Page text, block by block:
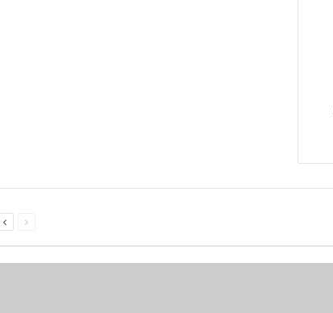
الصفحةالصفحة